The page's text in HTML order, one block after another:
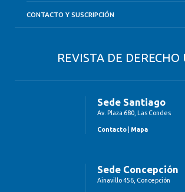
CONTACTO Y SUSCRIPCIÓN
REVISTA DE DERECHO
Sede Santiago
Av. Plaza 680, Las Condes
Contacto Mapa
Sede Concepción
Ainavillo 456, Concepción